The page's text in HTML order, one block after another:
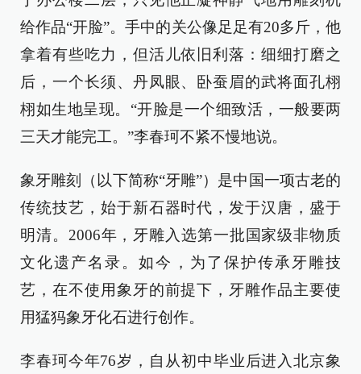
给作品“开脸”。手中的关公像足足有20多斤，他
拿着有些吃力，但活儿依旧利落：细细打磨之
后，一个长须、丹凤眼、卧蚕眉的武将面孔栩
栩如生地呈现。“开脸是一个细致活，一般要两
三天才能完工。”李春珂不紧不慢地说。
象牙雕刻（以下简称“牙雕”）是中国一项古老的
传统技艺，始于新石器时代，发于汉唐，盛于
明清。2006年，牙雕入选第一批国家级非物质
文化遗产名录。如今，为了保护传承牙雕技
艺，在不使用象牙的前提下，牙雕作品主要使
用猛犸象牙化石进行创作。
李春珂今年76岁，自从初中毕业后进入北京象